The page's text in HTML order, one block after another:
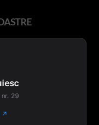
29
↗